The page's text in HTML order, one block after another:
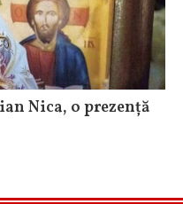
Nica, o prezență